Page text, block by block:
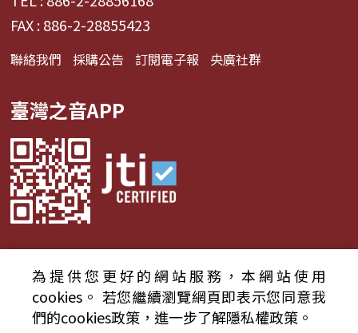
FAX : 886-2-28855423
聯絡我們 採購公告 訂閱電子報 央廣社群
臺灣之音APP
© 2024財團法人中央廣播電臺 版權所有
資通安全政策聲明
服務條款 隱私權條款
為提供您更好的網站服務，本網站使用
cookies。 若您繼續瀏覽網頁即表示您同意我
們的cookies政策，進一步了解隱私權政策。